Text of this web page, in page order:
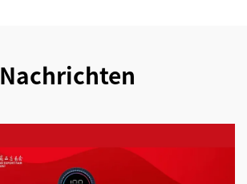
Nachrichten